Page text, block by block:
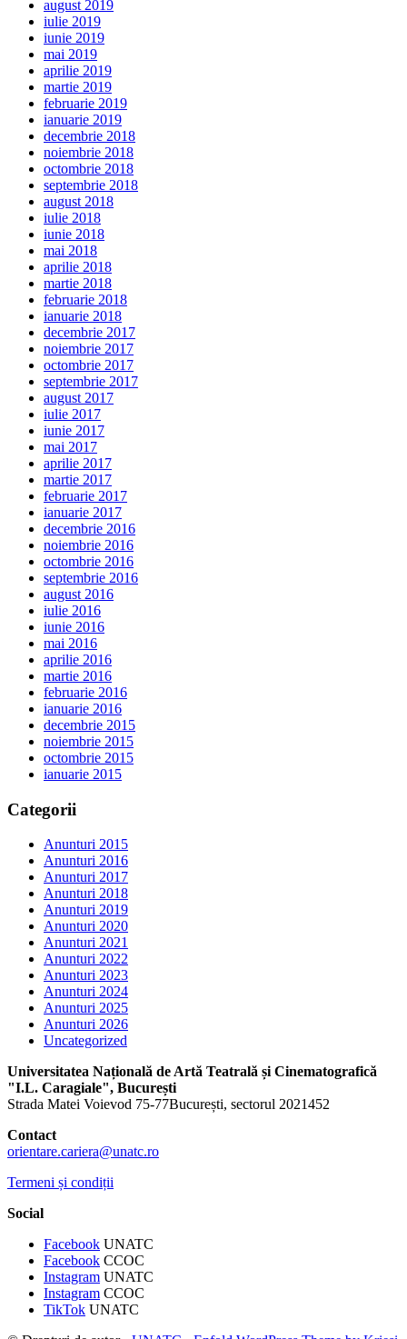
august 2019
iulie 2019
iunie 2019
mai 2019
aprilie 2019
martie 2019
februarie 2019
ianuarie 2019
decembrie 2018
noiembrie 2018
octombrie 2018
septembrie 2018
august 2018
iulie 2018
iunie 2018
mai 2018
aprilie 2018
martie 2018
februarie 2018
ianuarie 2018
decembrie 2017
noiembrie 2017
octombrie 2017
septembrie 2017
august 2017
iulie 2017
iunie 2017
mai 2017
aprilie 2017
martie 2017
februarie 2017
ianuarie 2017
decembrie 2016
noiembrie 2016
octombrie 2016
septembrie 2016
august 2016
iulie 2016
iunie 2016
mai 2016
aprilie 2016
martie 2016
februarie 2016
ianuarie 2016
decembrie 2015
noiembrie 2015
octombrie 2015
ianuarie 2015
Categorii
Anunturi 2015
Anunturi 2016
Anunturi 2017
Anunturi 2018
Anunturi 2019
Anunturi 2020
Anunturi 2021
Anunturi 2022
Anunturi 2023
Anunturi 2024
Anunturi 2025
Anunturi 2026
Uncategorized
Universitatea Națională de Artă Teatrală și Cinematografică
"I.L. Caragiale", București
Strada Matei Voievod 75-77București, sectorul 2021452
Contact
orientare.cariera@unatc.ro
Termeni și condiții
Social
Facebook UNATC
Facebook CCOC
Instagram UNATC
Instagram CCOC
TikTok UNATC